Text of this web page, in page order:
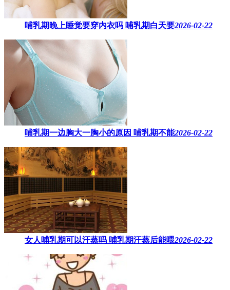
哺乳期晚上睡觉要穿内衣吗​ 哺乳期白天要2026-02-22
哺乳期一边胸大一胸小的原因​ 哺乳期不能2026-02-22
女人哺乳期可以汗蒸吗 ​哺乳期汗蒸后能喂2026-02-22